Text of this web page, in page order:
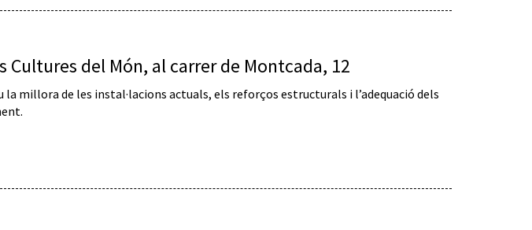
Cultures del Món, al carrer de Montcada, 12
millora de les instal·lacions actuals, els reforços estructurals i l’adequació dels